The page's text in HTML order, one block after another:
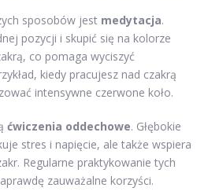
sposobów jest medytacja.
pozycji i skupić się na kolorze
co pomaga wyciszyć
kiedy pracujesz nad czakrą
intensywne czerwone koło.
ćwiczenia oddechowe. Głębokie
stres i napięcie, ale także wspiera
Regularne praktykowanie tych
zauważalne korzyści.